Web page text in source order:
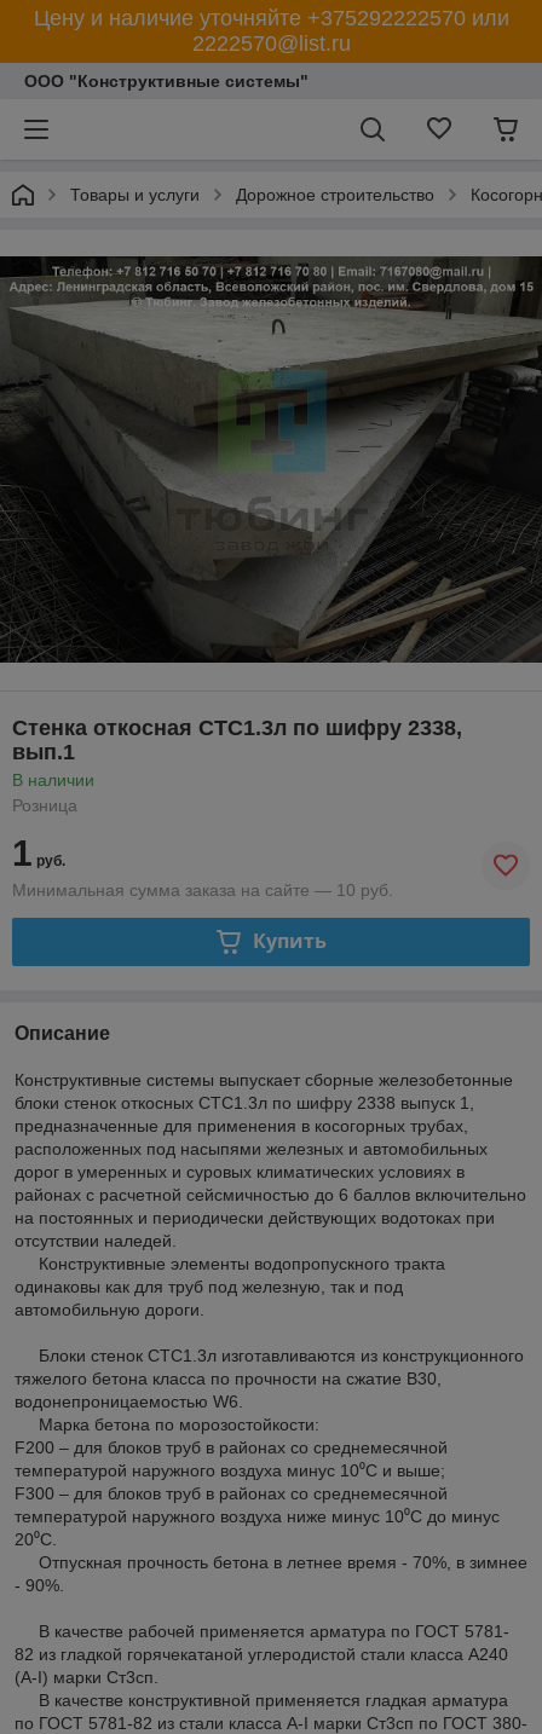
Цену и наличие уточняйте +375292222570 или
2222570@list.ru
ООО "Конструктивные системы"
Товары и услуги Дорожное строительство
Стенка откосная СТС1.3л по шифру 2338,
вып.1
В наличии
Розница
1 руб.
Минимальная сумма заказа на сайте — 10 руб.
Купить
Описание
Конструктивные системы выпускает сборные железобетонные
блоки стенок откосных СТС1.3л по шифру 2338 выпуск 1,
предназначенные для применения в косогорных трубах,
расположенных под насыпями железных и автомобильных
дорог в умеренных и суровых климатических условиях в
районах с расчетной сейсмичностью до 6 баллов включительно
на постоянных и периодически действующих водотоках при
отсутствии наледей.
Конструктивные элементы водопропускного тракта
одинаковы как для труб под железную, так и под
автомобильную дороги.
Блоки стенок СТС1.3л изготавливаются из конструкционного
тяжелого бетона класса по прочности на сжатие В30,
водонепроницаемостью W6.
Марка бетона по морозостойкости:
F200 – для блоков труб в районах со среднемесячной
температурой наружного воздуха минус 10⁰С и выше;
F300 – для блоков труб в районах со среднемесячной
температурой наружного воздуха ниже минус 10⁰С до минус
20⁰С.
Отпускная прочность бетона в летнее время - 70%, в зимнее
- 90%.
В качестве рабочей применяется арматура по ГОСТ 5781-
82 из гладкой горячекатаной углеродистой стали класса А240
(А-I) марки Ст3сп.
В качестве конструктивной применяется гладкая арматура
по ГОСТ 5781-82 из стали класса А-I марки Ст3сп по ГОСТ 380-